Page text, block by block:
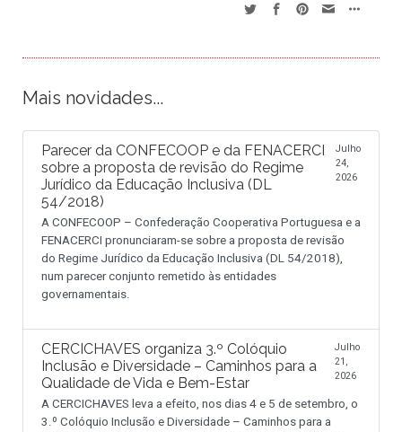
Mais novidades...
Parecer da CONFECOOP e da FENACERCI
sobre a proposta de revisão do Regime
Jurídico da Educação Inclusiva (DL
54/2018)
Julho
24,
2026
A CONFECOOP – Confederação Cooperativa Portuguesa e a
FENACERCI pronunciaram-se sobre a proposta de revisão
do Regime Jurídico da Educação Inclusiva (DL 54/2018),
num parecer conjunto remetido às entidades
governamentais.
CERCICHAVES organiza 3.º Colóquio
Inclusão e Diversidade – Caminhos para a
Qualidade de Vida e Bem-Estar
Julho
21,
2026
A CERCICHAVES leva a efeito, nos dias 4 e 5 de setembro, o
3.º Colóquio Inclusão e Diversidade – Caminhos para a